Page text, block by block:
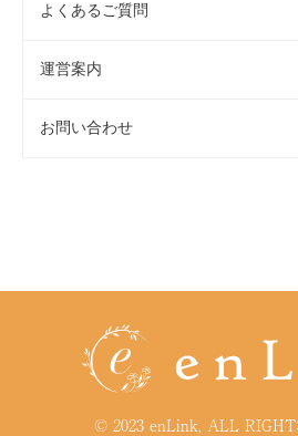
よくあるご質問
運営案内
お問い合わせ
© 2023 enLink, ALL